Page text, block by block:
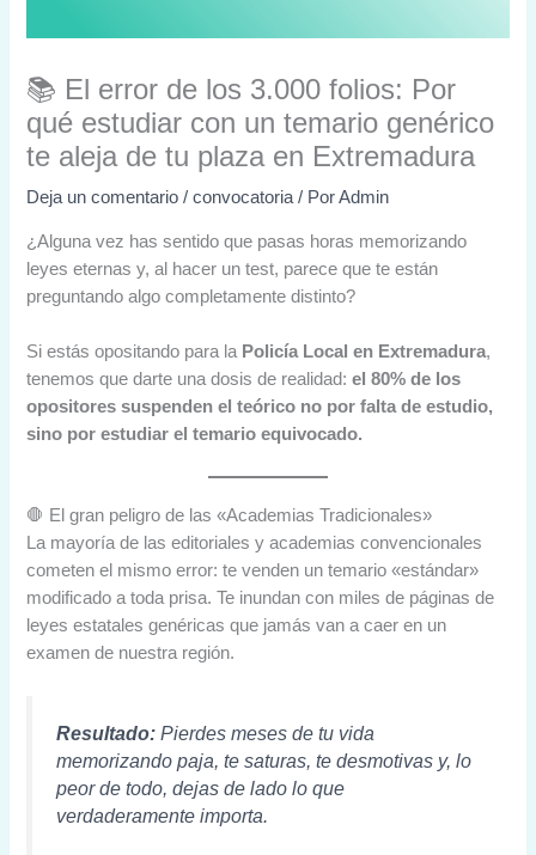
📚 El error de los 3.000 folios: Por
qué estudiar con un temario genérico
te aleja de tu plaza en Extremadura
Deja un comentario /convocatoria / PorAdmin
¿Alguna vez has sentido que pasas horas memorizando
leyes eternas y, al hacer un test, parece que te están
preguntando algo completamente distinto?
Si estás opositando para la Policía Local en Extremadura,
tenemos que darte una dosis de realidad:el 80% de los
opositores suspenden el teórico no por falta de estudio,
sino por estudiar el temario equivocado.
🛑 El gran peligro de las «Academias Tradicionales»
La mayoría de las editoriales y academias convencionales
cometen el mismo error: te venden un temario «estándar»
modificado a toda prisa. Te inundan con miles de páginas de
leyes estatales genéricas que jamás van a caer en un
examen de nuestra región.
Resultado: Pierdes meses de tu vida
memorizando paja, te saturas, te desmotivas y, lo
peor de todo, dejas de lado lo que
verdaderamente importa.